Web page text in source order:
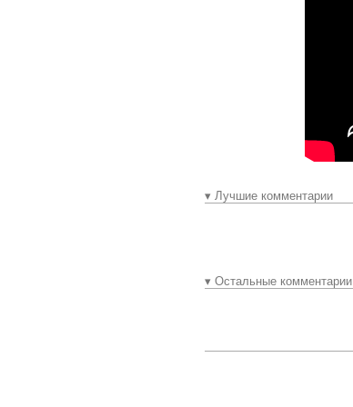
▾ Лучшие комментарии
▾ Остальные комментарии